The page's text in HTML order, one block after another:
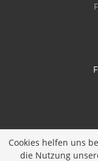
Cookies helfen uns
die Nutzung